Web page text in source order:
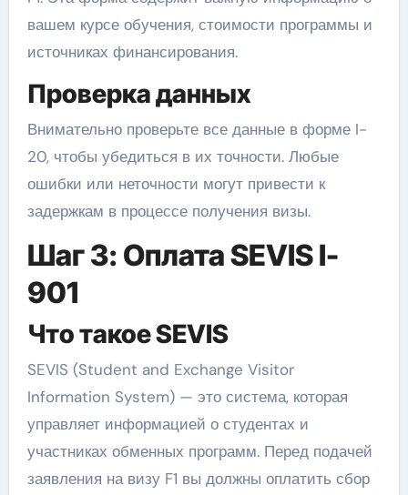
вашем курсе обучения, стоимости программы и
источниках финансирования.
Проверка данных
Внимательно проверьте все данные в форме I-
20, чтобы убедиться в их точности. Любые
ошибки или неточности могут привести к
задержкам в процессе получения визы.
Шаг 3: Оплата SEVIS I-
901
Что такое SEVIS
SEVIS (Student and Exchange Visitor
Information System) — это система, которая
управляет информацией о студентах и
участниках обменных программ. Перед подачей
заявления на визу F1 вы должны оплатить сбор